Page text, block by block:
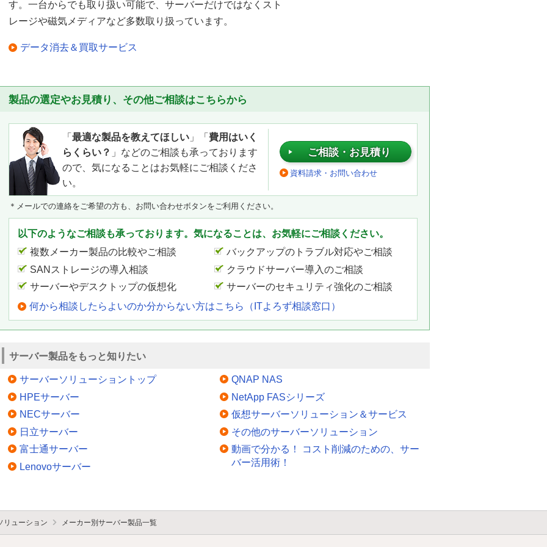
す。一台からでも取り扱い可能で、サーバーだけではなくスト
レージや磁気メディアなど多数取り扱っています。
データ消去＆買取サービス
製品の選定やお見積り、その他ご相談はこちらから
「 最適な製品を教えてほしい 」「 費用はいく
らくらい？ 」などのご相談も承っております
ので、気になることはお気軽にご相談くださ
い。
ご相談・お見積り
資料請求・お問い合わせ
＊メールでの連絡をご希望の方も、お問い合わせボタンをご利用ください。
以下のようなご相談も承っております。気になることは、お気軽にご相談ください。
複数メーカー製品の比較やご相談
バックアップのトラブル対応やご相談
SANストレージの導入相談
クラウドサーバー導入のご相談
サーバーやデスクトップの仮想化
サーバーのセキュリティ強化のご相談
何から相談したらよいのか分からない方はこちら（ITよろず相談窓口）
サーバー製品をもっと知りたい
サーバーソリューショントップ
HPEサーバー
NECサーバー
日立サーバー
富士通サーバー
Lenovoサーバー
QNAP NAS
NetApp FASシリーズ
仮想サーバーソリューション＆サービス
その他のサーバーソリューション
動画で分かる！ コスト削減のための、サー
バー活用術！
リューション メーカー別サーバー製品一覧